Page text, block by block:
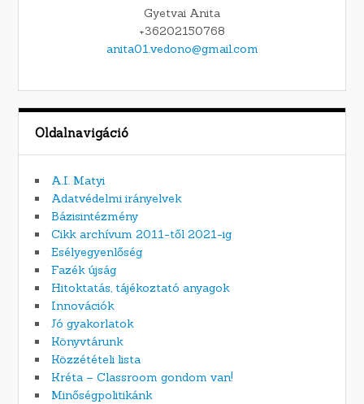
Gyetvai Anita
+36202150768
anita01.vedono@gmail.com
Oldalnavigáció
A.I. Matyi
Adatvédelmi irányelvek
Bázisintézmény
Cikk archívum 2011-től 2021-ig
Esélyegyenlőség
Fazék újság
Hitoktatás, tájékoztató anyagok
Innovációk
Jó gyakorlatok
Könyvtárunk
Közzétételi lista
Kréta – Classroom gondom van!
Minőségpolitikánk